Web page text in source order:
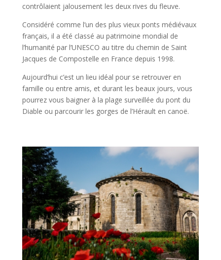
contrôlaient jalousement les deux rives du fleuve.
Considéré comme l’un des plus vieux ponts médiévaux
français, il a été classé au patrimoine mondial de
l’humanité par l’UNESCO au titre du chemin de Saint
Jacques de Compostelle en France depuis 1998.
Aujourd’hui c’est un lieu idéal pour se retrouver en
famille ou entre amis, et durant les beaux jours, vous
pourrez vous baigner à la plage surveillée du pont du
Diable ou parcourir les gorges de l’Hérault en canoë.